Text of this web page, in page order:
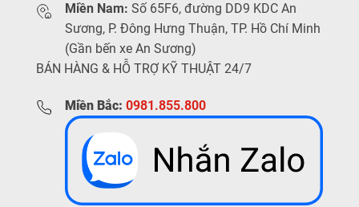
Miền Nam: Số 65F6, đường DD9 KDC An
Sương, P. Đông Hưng Thuận, TP. Hồ Chí Minh
(Gần bến xe An Sương)
BÁN HÀNG & HỖ TRỢ KỸ THUẬT 24/7
Miền Bắc: 0981.855.800